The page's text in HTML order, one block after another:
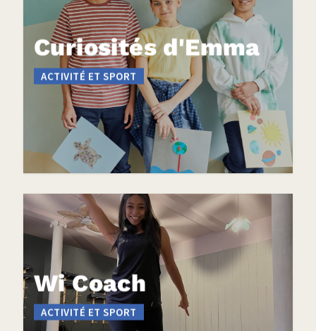
Curiosités d'Emma
ACTIVITÉ ET SPORT
Wi Coach
ACTIVITÉ ET SPORT